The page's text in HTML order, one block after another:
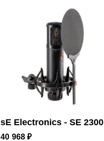
20 - 20 000 Гц
0.61 кг
sE Electronics - SE 2300
40 968 ₽